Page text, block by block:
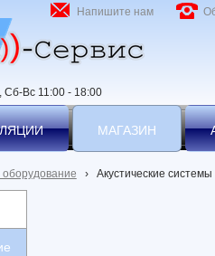
Сб-Вс 11:00 - 18:00
Напишите нам
МАГАЗИН
оборудование › Акустические